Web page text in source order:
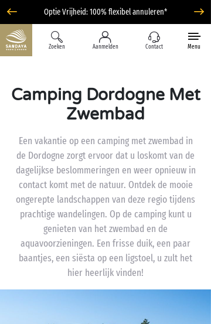
Optie Vrijheid: 100% flexibel annuleren*
Zoeken Aanmelden Contact Menu
Camping Dordogne Met
Zwembad
Een vakantie op een camping met zwembad in
de Dordogne zorgt ervoor dat u loskomt van de
dagelijkse beslommeringen en weer opnieuw in
contact komt met de natuur. Ontdek de mooie
ongerepte landschappen van deze regio tijdens
prachtige wandelingen. Op de camping kunt u
genieten van het zwembad en de
aquavoorzieningen. Een frisse duik, een paar
baantjes, een siësta op een ligstoel, u zult het
hier heerlijk vinden!